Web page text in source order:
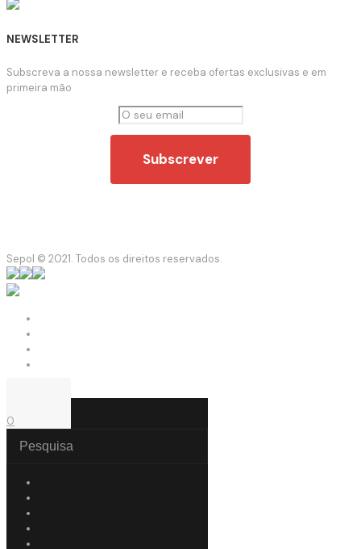
NEWSLETTER
Subscreva a nossa newsletter e receba ofertas exclusivas e em
primeira mão
Sepol © 2021. Todos os direitos reservados.
0